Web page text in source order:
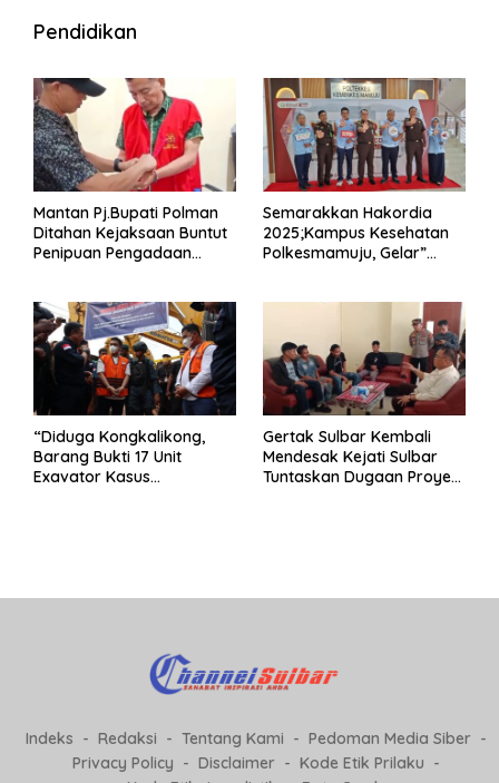
Pendidikan
Mantan Pj.Bupati Polman
Ditahan Kejaksaan Buntut
Penipuan Pengadaan
Semarakkan Hakordia
2025;Kampus Kesehatan
Polkesmamuju, Gelar”
“Diduga Kongkalikong,
Barang Bukti 17 Unit
Exavator Kasus
Gertak Sulbar Kembali
Mendesak Kejati Sulbar
Tuntaskan Dugaan Proyek
Indeks Redaksi Tentang Kami
Pedoman Media Siber
Privacy Policy
Disclaimer
Kode Etik Prilaku